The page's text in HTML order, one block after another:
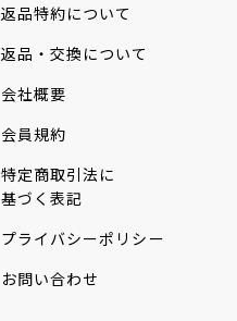
返品特約について
返品・交換について
会社概要
会員規約
特定商取引法に
基づく表記
プライバシーポリシー
お問い合わせ